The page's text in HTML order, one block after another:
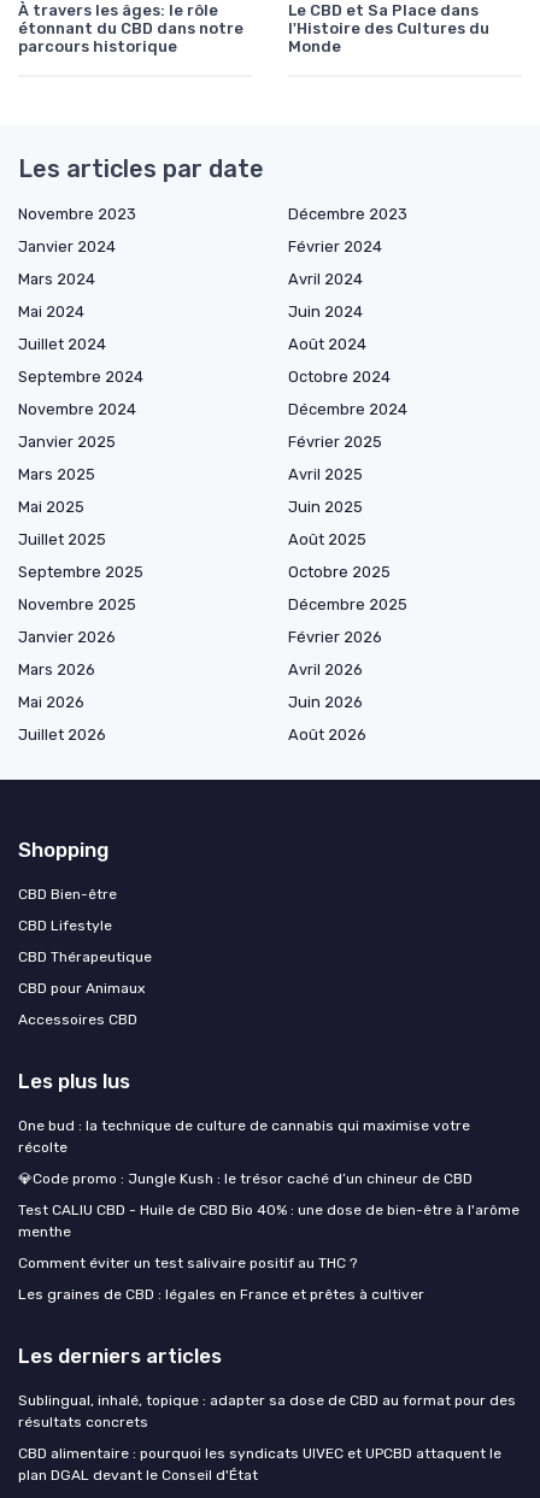
À travers les âges: le rôle
étonnant du CBD dans notre
parcours historique
Le CBD et Sa Place dans
l'Histoire des Cultures du
Monde
Les articles par date
Novembre 2023
Décembre 2023
Janvier 2024
Février 2024
Mars 2024
Avril 2024
Mai 2024
Juin 2024
Juillet 2024
Août 2024
Septembre 2024
Octobre 2024
Novembre 2024
Décembre 2024
Janvier 2025
Février 2025
Mars 2025
Avril 2025
Mai 2025
Juin 2025
Juillet 2025
Août 2025
Septembre 2025
Octobre 2025
Novembre 2025
Décembre 2025
Janvier 2026
Février 2026
Mars 2026
Avril 2026
Mai 2026
Juin 2026
Juillet 2026
Août 2026
Shopping
CBD Bien-être
CBD Lifestyle
CBD Thérapeutique
CBD pour Animaux
Accessoires CBD
Les plus lus
One bud : la technique de culture de cannabis qui maximise votre
récolte
💎Code promo : Jungle Kush : le trésor caché d’un chineur de CBD
Test CALIU CBD - Huile de CBD Bio 40% : une dose de bien-être à l'arôme
menthe
Comment éviter un test salivaire positif au THC ?
Les graines de CBD : légales en France et prêtes à cultiver
Les derniers articles
Sublingual, inhalé, topique : adapter sa dose de CBD au format pour des
résultats concrets
CBD alimentaire : pourquoi les syndicats UIVEC et UPCBD attaquent le
plan DGAL devant le Conseil d'État